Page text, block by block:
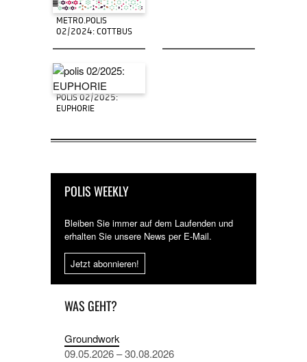
METRO.POLIS
02/2024: COTTBUS
POLIS 02/2025:
EUPHORIE
POLIS WEEKLY
Bleiben Sie immer auf dem Laufenden und
erhalten Sie unsere News per E-Mail.
Jetzt abonnieren!
WAS GEHT?
Groundwork
09.05.2026 – 30.08.2026